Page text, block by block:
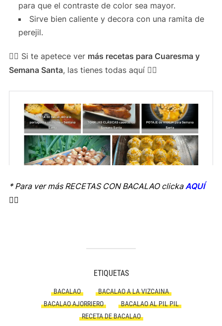
para que el contraste de color sea mayor.
Sirve bien caliente y decora con una ramita de
perejil.
👉🏻 Si te apetece ver más recetas para Cuaresma y
Semana Santa, las tienes todas aquí 👇🏻
* Para ver más RECETAS CON BACALAO clickaAQUÍ
👈🏻
ETIQUETAS
BACALAO
BACALAO A LA VIZCAINA
BACALAO AJORRIERO
BACALAO AL PIL PIL
RECETA DE BACALAO